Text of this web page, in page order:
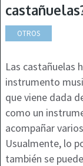
OTROS
Las castañuelas
instrumento
que viene dada
como un
acompañar
Usualmente, lo
también se